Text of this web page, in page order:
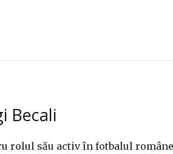
Becali
rolul său activ în fotbalul